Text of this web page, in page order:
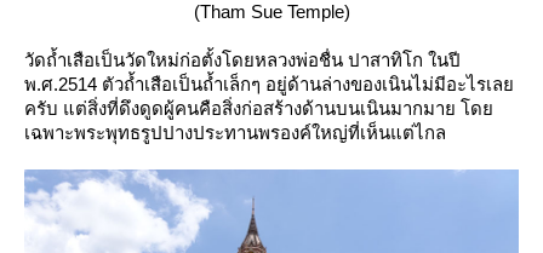
(Tham Sue Temple)
วัดถ้ำเสือเป็นวัดใหม่ก่อตั้งโดยหลวงพ่อชื่น ปาสาทิโก ในปี
พ.ศ.2514 ตัวถ้ำเสือเป็นถ้ำเล็กๆ อยู่ด้านล่างของเนินไม่มีอะไรเล
ครับ แต่สิ่งที่ดึงดูดผู้คนคือสิ่งก่อสร้างด้านบนเนินมากมาย โด
เฉพาะพระพุทธรูปปางประทานพรองค์ใหญ่ที่เห็นแต่ไกล